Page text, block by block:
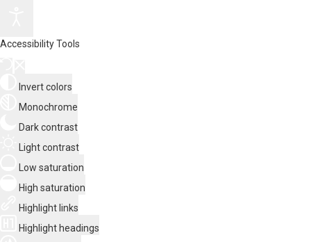
Accessibility Tools
Invert colors
Monochrome
Dark contrast
Light contrast
Low saturation
High saturation
Highlight links
Highlight headings